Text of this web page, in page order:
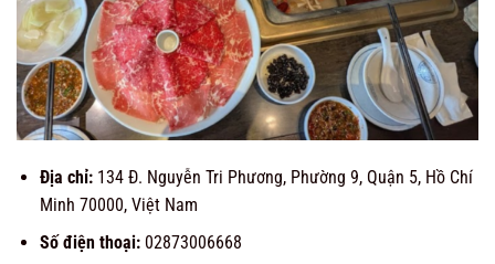
Địa chỉ: 134 Đ. Nguyễn Tri Phương, Phường 9, Quận 5, Hồ Chí
Minh 70000, Việt Nam
Số điện thoại: 02873006668